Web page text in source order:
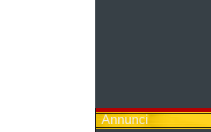
Annunci